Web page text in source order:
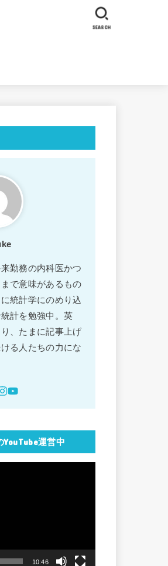
SEARCH
勤務の内科医かつ
で意味があるもの
統計学にのめり込
計を勉強中。英
、たまに記事上げ
る人たちの力にな
運営中
10:46